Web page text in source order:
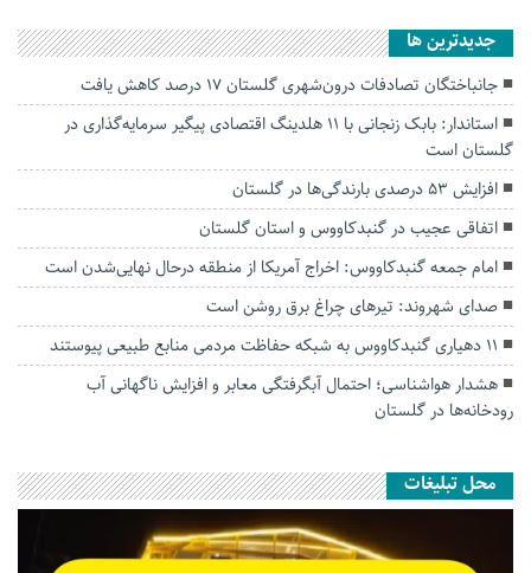
جديدترين ها
جانباختگان تصادفات درون‌شهری گلستان ۱۷ درصد کاهش یافت
استاندار: بابک زنجانی با ۱۱ هلدینگ اقتصادی پیگیر سرمایه‌گذاری در
گلستان است
افزایش ۵۳ درصدی بارندگی‌ها در گلستان
اتفاقی عجیب در‌ گنبدکاووس و استان گلستان
امام جمعه گنبدکاووس: اخراج آمریکا از منطقه درحال نهایی‌شدن است
صدای شهروند: تیرهای چراغ برق روشن است
۱۱ دهیاری گنبدکاووس به شبکه حفاظت مردمی منابع طبیعی پیوستند
هشدار هواشناسی؛ احتمال آبگرفتگی معابر و افزایش ناگهانی آب
رودخانه‌ها در گلستان
محل تبلیغات